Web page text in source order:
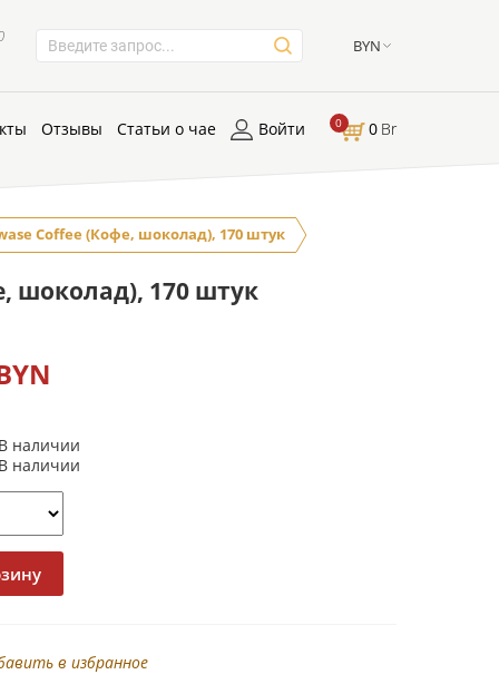
BYN
Отзывы Статьи о чае Войти 0 0 Br
Coffee (Кофе, шоколад), 170 штук
шоколад), 170 штук
наличии
наличии
в избранное